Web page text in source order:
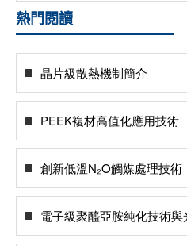
熱門閱讀
晶片級散熱機制簡介
PEEK複材高值化應用技術
創新低溫N₂O觸媒處理技術
電子級聚醯亞胺純化技術